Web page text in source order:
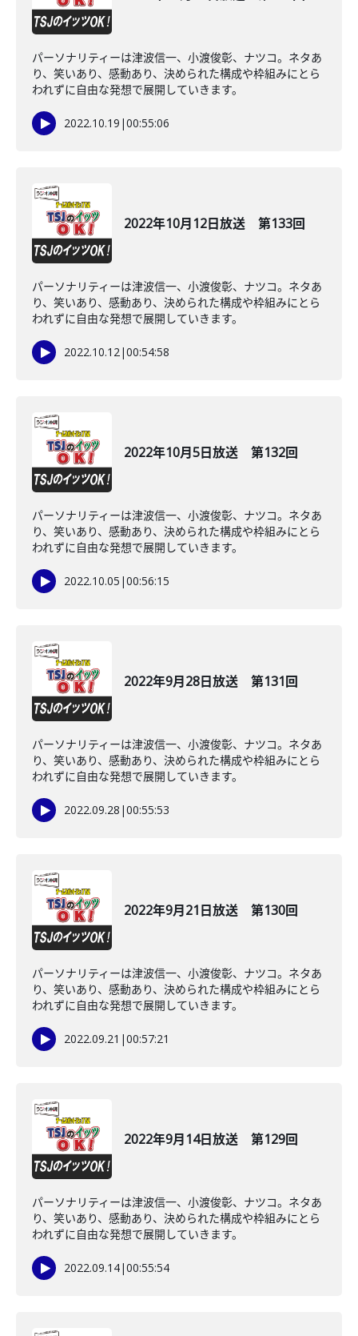
パーソナリティーは津波信一、小渡俊彰、ナツコ。ネタあ
り、笑いあり、感動あり、決められた構成や枠組みにとら
われずに自由な発想で展開していきます。
2022.10.19 |00:55:06
2022年10月12日放送 第133回
パーソナリティーは津波信一、小渡俊彰、ナツコ。ネタあ
り、笑いあり、感動あり、決められた構成や枠組みにとら
われずに自由な発想で展開していきます。
2022.10.12|00:54:58
2022年10月5日放送 第132回
パーソナリティーは津波信一、小渡俊彰、ナツコ。ネタあ
り、笑いあり、感動あり、決められた構成や枠組みにとら
われずに自由な発想で展開していきます。
2022.10.05 |00:56:15
2022年9月28日放送 第131回
パーソナリティーは津波信一、小渡俊彰、ナツコ。ネタあ
り、笑いあり、感動あり、決められた構成や枠組みにとら
われずに自由な発想で展開していきます。
2022.09.28 |00:55:53
2022年9月21日放送 第130回
パーソナリティーは津波信一、小渡俊彰、ナツコ。ネタあ
り、笑いあり、感動あり、決められた構成や枠組みにとら
われずに自由な発想で展開していきます。
2022.09.21 |00:57:21
2022年9月14日放送 第129回
パーソナリティーは津波信一、小渡俊彰、ナツコ。ネタあ
り、笑いあり、感動あり、決められた構成や枠組みにとら
われずに自由な発想で展開していきます。
2022.09.14|00:55:54